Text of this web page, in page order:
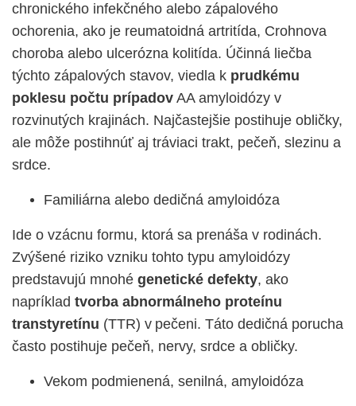
chronického infekčného alebo zápalového
ochorenia, ako je reumatoidná artritída, Crohnova
choroba alebo ulcerózna kolitída. Účinná liečba
týchto zápalových stavov, viedla k prudkému
poklesu počtu prípadov AA amyloidózy v
rozvinutých krajinách. Najčastejšie postihuje obličky,
ale môže postihnúť aj tráviaci trakt, pečeň, slezinu a
srdce.
Familiárna alebo dedičná amyloidóza
Ide o vzácnu formu, ktorá sa prenáša v rodinách.
Zvýšené riziko vzniku tohto typu amyloidózy
predstavujú mnohé genetické defekty, ako
napríklad tvorba abnormálneho proteínu
transtyretínu (TTR) v pečeni. Táto dedičná porucha
často postihuje pečeň, nervy, srdce a obličky.
Vekom podmienená, senilná, amyloidóza